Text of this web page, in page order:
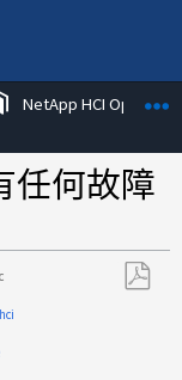
NetApp HCI
任何故障